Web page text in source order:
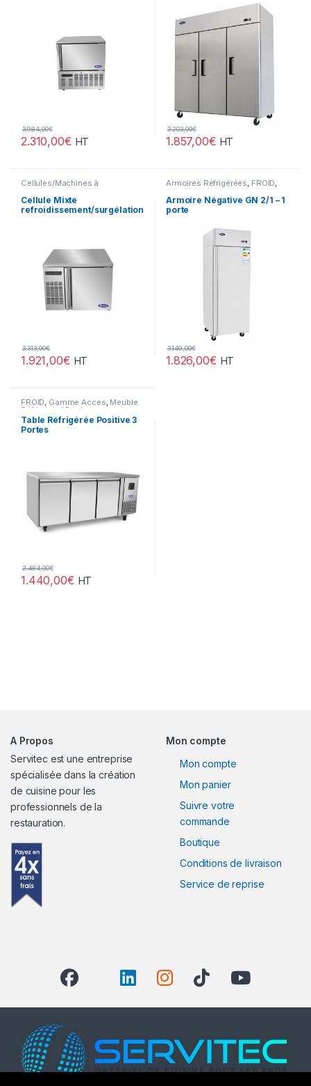
2.310,00€
3.984,00€
HT 1.857,00€
3.203,00€
HT
Cellules/Machines à
Glaçons/Arrières Bars
Gamme Acces
Cellule Mixte
refroidissement/surgélation
1.921,00€
3.313,00€
HT
Armoires Réfrigérées, FROID,
Gamme Acces
Armoire Négative GN 2/1 – 1
porte
1.826,00€
3.149,00€
HT
FROID, Gamme Acces, Meuble
Réfrigérée/ Soubassement
Table Réfrigérée Positive 3
Portes
1.440,00€
2.484,00€
HT
A Propos
Servitec est une entreprise
spécialisée dans la création
de cuisine pour les
professionnels de la
restauration.
Mon compte
Mon compte
Mon panier
Suivre votre
commande
Boutique
Conditions de livraison
Service de reprise